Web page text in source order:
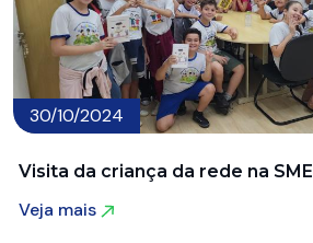
30/10/2024
Visita da criança da rede na SME
Veja mais